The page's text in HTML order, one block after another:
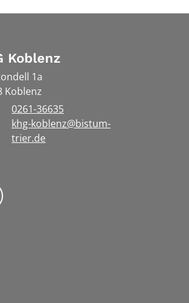
Koblenz
1a
Koblenz
0261-36635
khg-koblenz@bistum-
trier.de
Bistum Trier auf Instragram